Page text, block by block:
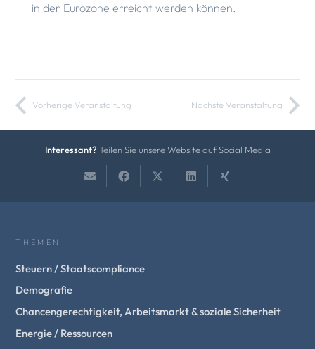
in der Eurozone erreicht werden können.
Vorherige Veranstaltung Nächste Veranstaltung
Interessant? Teilen Sie unsere Website auf Social Media
THEMEN
Steuern / Staatscompliance
Demografie
Chancengerechtigkeit, Arbeitsmarkt & soziale Sicherheit
Energie / Ressourcen